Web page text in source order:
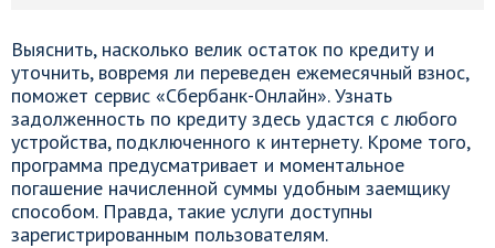
Выяснить, насколько велик остаток по кредиту и
уточнить, вовремя ли переведен ежемесячный взнос,
поможет сервис «Сбербанк-Онлайн». Узнать
задолженность по кредиту здесь удастся с любого
устройства, подключенного к интернету. Кроме того,
программа предусматривает и моментальное
погашение начисленной суммы удобным заемщику
способом. Правда, такие услуги доступны
зарегистрированным пользователям.